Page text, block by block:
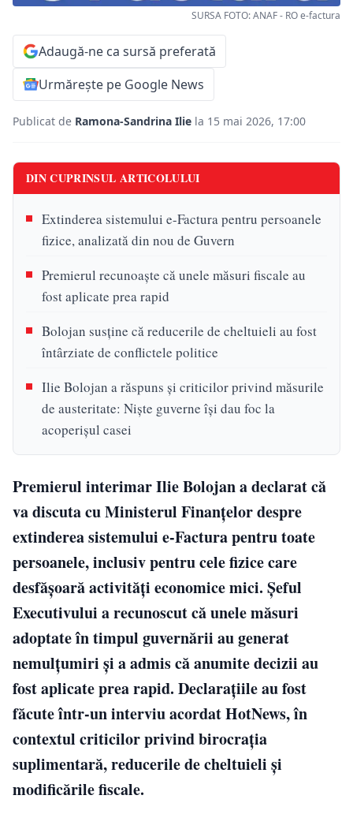
SURSA FOTO: ANAF - RO e-factura
Adaugă-ne ca sursă preferată
Urmărește pe Google News
Publicat de Ramona-Sandrina Ilie la 15 mai 2026, 17:00
DIN CUPRINSUL ARTICOLULUI
Extinderea sistemului e-Factura pentru persoanele
fizice, analizată din nou de Guvern
Premierul recunoaște că unele măsuri fiscale au
fost aplicate prea rapid
Bolojan susține că reducerile de cheltuieli au fost
întârziate de conflictele politice
Ilie Bolojan a răspuns și criticilor privind măsurile
de austeritate: Nişte guverne îşi dau foc la
acoperişul casei
Premierul interimar Ilie Bolojan a declarat că
va discuta cu Ministerul Finanțelor despre
extinderea sistemului e-Factura pentru toate
persoanele, inclusiv pentru cele fizice care
desfășoară activități economice mici. Șeful
Executivului a recunoscut că unele măsuri
adoptate în timpul guvernării au generat
nemulțumiri și a admis că anumite decizii au
fost aplicate prea rapid. Declarațiile au fost
făcute într-un interviu acordat HotNews, în
contextul criticilor privind birocrația
suplimentară, reducerile de cheltuieli și
modificările fiscale.